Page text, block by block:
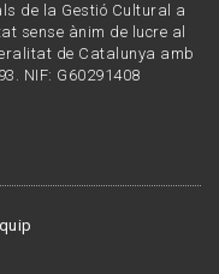
de la Gestió Cultural a
sense ànim de lucre al
de Catalunya amb
NIF: G60291408